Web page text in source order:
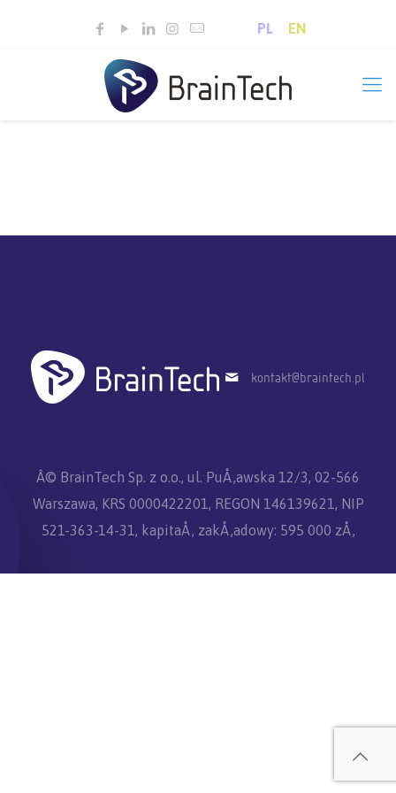
PL EN
kontakt@braintech.pl
Â© BrainTech Sp. z o.o., ul. PuÅ‚awska 12/3, 02-566
Warszawa, KRS 0000422201, REGON 146139621, NIP
521-363-14-31, kapitaÅ‚ zakÅ‚adowy: 595 000 zÅ‚